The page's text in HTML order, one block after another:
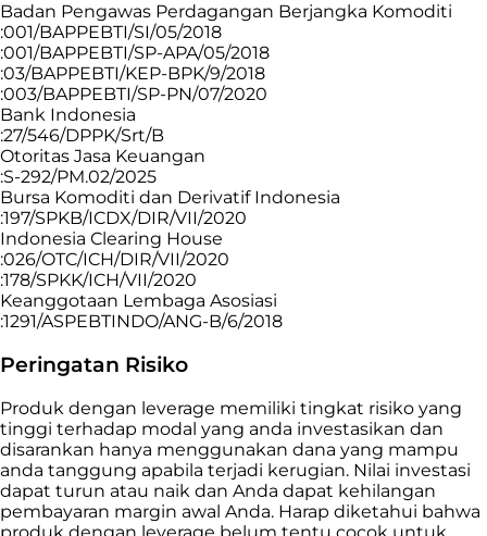
Badan Pengawas Perdagangan Berjangka Komoditi
:001/BAPPEBTI/SI/05/2018
:001/BAPPEBTI/SP-APA/05/2018
:03/BAPPEBTI/KEP-BPK/9/2018
:003/BAPPEBTI/SP-PN/07/2020
Bank Indonesia
:27/546/DPPK/Srt/B
Otoritas Jasa Keuangan
:S-292/PM.02/2025
Bursa Komoditi dan Derivatif Indonesia
:197/SPKB/ICDX/DIR/VII/2020
Indonesia Clearing House
:026/OTC/ICH/DIR/VII/2020
:178/SPKK/ICH/VII/2020
Keanggotaan Lembaga Asosiasi
:1291/ASPEBTINDO/ANG-B/6/2018
Peringatan Risiko
Produk dengan leverage memiliki tingkat risiko yang
tinggi terhadap modal yang anda investasikan dan
disarankan hanya menggunakan dana yang mampu
anda tanggung apabila terjadi kerugian. Nilai investasi
dapat turun atau naik dan Anda dapat kehilangan
pembayaran margin awal Anda. Harap diketahui bahwa